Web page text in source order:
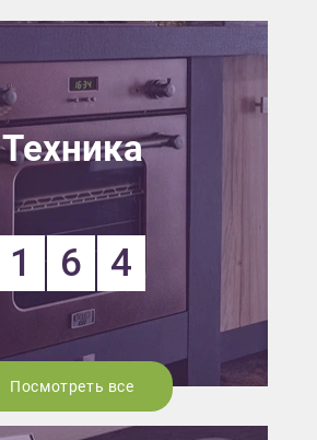
Техника
1 6 4
Посмотреть все